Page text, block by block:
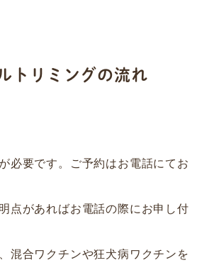
トリミングの流れ
必要です。ご予約はお電話にてお
点があればお電話の際にお申し付
混合ワクチンや狂犬病ワクチンを